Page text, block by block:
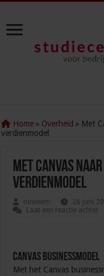
Home » Overheid » Met
verdienmodel
Met Canvas
verdienmodel
noweem 26 juni
Laat een reactie achter
Canvas Businessmodel
Met het Canvas